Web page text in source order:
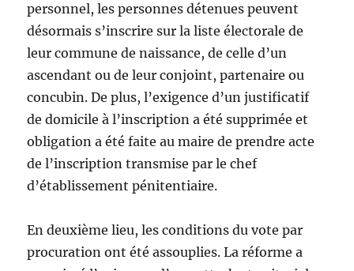
personnel, les personnes détenues peuvent
désormais s’inscrire sur la liste électorale de
leur commune de naissance, de celle d’un
ascendant ou de leur conjoint, partenaire ou
concubin. De plus, l’exigence d’un justificatif
de domicile à l’inscription a été supprimée et
obligation a été faite au maire de prendre acte
de l’inscription transmise par le chef
d’établissement pénitentiaire.
En deuxième lieu, les conditions du vote par
procuration ont été assouplies. La réforme a